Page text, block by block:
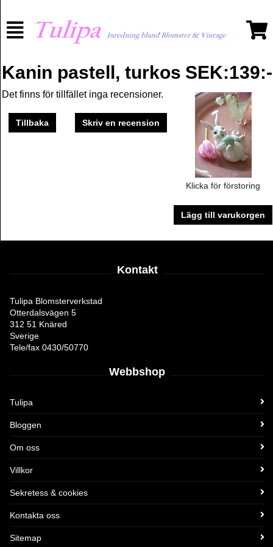
Kanin pastell, turkos SEK:139:-
Det finns för tillfället inga recensioner.
Tillbaka Skriv en recension
Klicka för förstoring
Lägg till varukorgen
Kontakt
Tulipa Blomsterverkstad
Otterdalsvägen 5
312 51 Knäred
Sverige
Tele/fax 0430/50770
Webbshop
Tulipa
Bloggen
Om oss
Villkor
Sekretess & cookies
Kontakta oss
Sitemap